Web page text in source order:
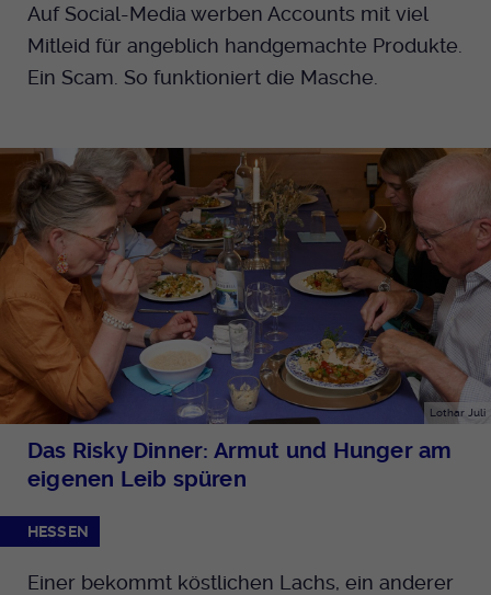
Auf Social-Media werben Accounts mit viel
Mitleid für angeblich handgemachte Produkte.
Ein Scam. So funktioniert die Masche.
Lothar Juli
Das Risky Dinner: Armut und Hunger am
eigenen Leib spüren
HESSEN
Einer bekommt köstlichen Lachs, ein anderer